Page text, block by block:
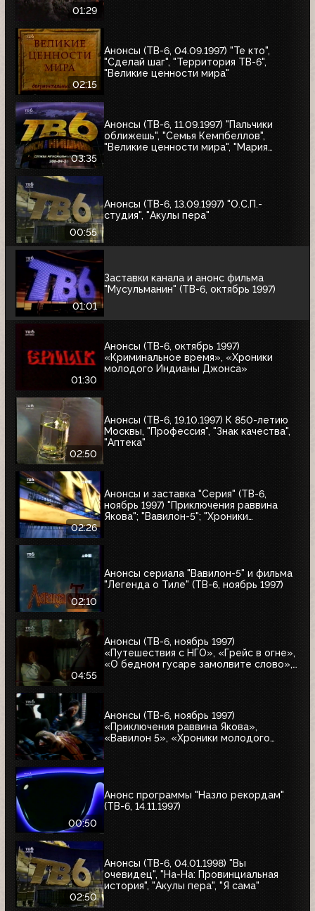
01:29
02:15
Анонсы (ТВ-6, 04.09.1997) "Те кто",
"Сделай шаг", "Территория ТВ-6",
"Великие ценности мира"
03:35
Анонсы (ТВ-6, 11.09.1997) "Пальчики
оближешь", "Семья Кемпбеллов",
"Великие ценности мира", "Мария
00:55
Анонсы (ТВ-6, 13.09.1997) "О.С.П.-
студия", "Акулы пера"
01:01
Заставки канала и анонс фильма
"Мусульманин" (ТВ-6, октябрь 1997)
01:30
Анонсы (ТВ-6, октябрь 1997)
«Криминальное время», «Хроники
молодого Индианы Джонса»
02:50
Анонсы (ТВ-6, 19.10.1997) К 850-летию
Москвы, "Профессия", "Знак качества",
"Аптека"
02:26
Анонсы и заставка "Серия" (ТВ-6,
ноябрь 1997) "Приключения раввина
Якова"; "Вавилон-5"; "Хроники
02:10
Анонсы сериала "Вавилон-5" и фильма
"Легенда о Тиле" (ТВ-6, ноябрь 1997)
04:55
Анонсы (ТВ-6, ноябрь 1997)
«Путешествия с НГО», «Грейс в огне»,
«О бедном гусаре замолвите слово»,
Анонсы (ТВ-6, ноябрь 1997)
«Приключения раввина Якова»,
«Вавилон 5», «Хроники молодого
00:50
Анонс программы "Назло рекордам"
(ТВ-6, 14.11.1997)
02:50
Анонсы (ТВ-6, 04.01.1998) "Вы
очевидец", "На-На: Провинциальная
история", "Акулы пера", "Я сама"